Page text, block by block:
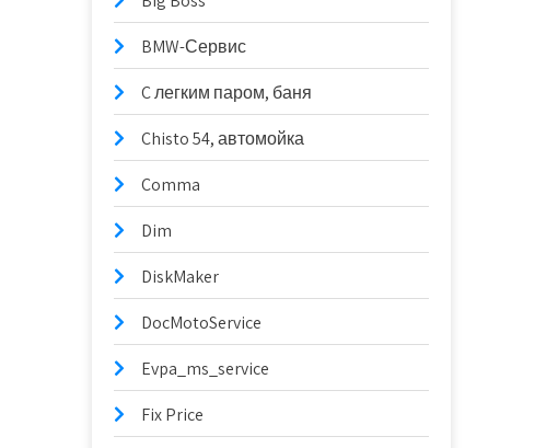
BMW-Сервис
C легким паром, баня
Chisto 54, автомойка
Comma
Dim
DiskMaker
DocMotoService
Evpa_ms_service
Fix Price